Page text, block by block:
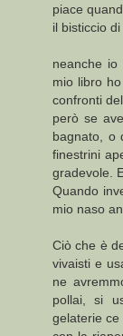
piace
il bisticcio
neanche
mio libro
confronti
però se
bagnato, o
finestrini
gradevole.
Quando
mio naso
Ciò che è
vivaisti e
ne
pollai, si
gelaterie